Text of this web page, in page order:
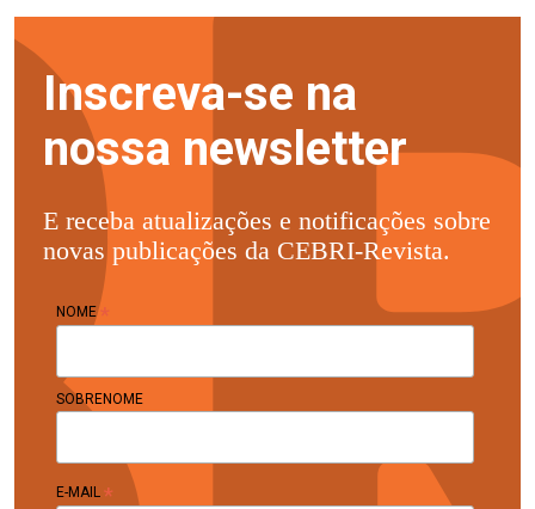
Inscreva-se na
nossa newsletter
E receba atualizações e notificações sobre
novas publicações da CEBRI-Revista.
NOME
SOBRENOME
E-MAIL *